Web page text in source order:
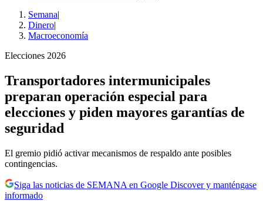
Semana|
Dinero|
Macroeconomía
Elecciones 2026
Transportadores intermunicipales
preparan operación especial para
elecciones y piden mayores garantías de
seguridad
El gremio pidió activar mecanismos de respaldo ante posibles
contingencias.
Siga las noticias de SEMANA en Google Discover y manténgase
informado